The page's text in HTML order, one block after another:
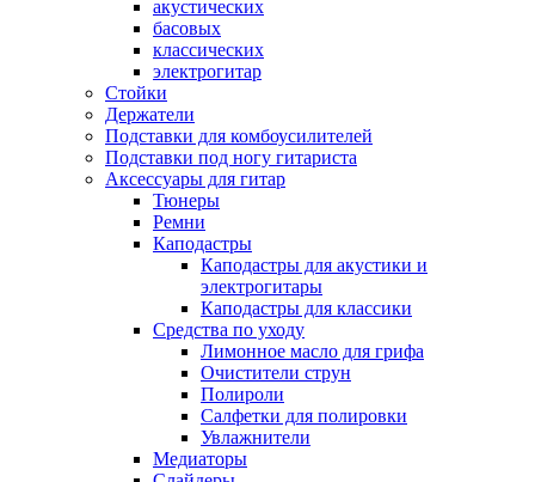
акустических
басовых
классических
электрогитар
Стойки
Держатели
Подставки для комбоусилителей
Подставки под ногу гитариста
Аксессуары для гитар
Тюнеры
Ремни
Каподастры
Каподастры для акустики и
электрогитары
Каподастры для классики
Средства по уходу
Лимонное масло для грифа
Очистители струн
Полироли
Салфетки для полировки
Увлажнители
Медиаторы